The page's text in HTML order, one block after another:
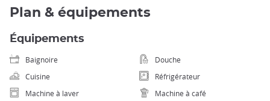
Plan & équipements
Équipements
Baignoire
Douche
Cuisine
Réfrigérateur
Machine à laver
Machine à café